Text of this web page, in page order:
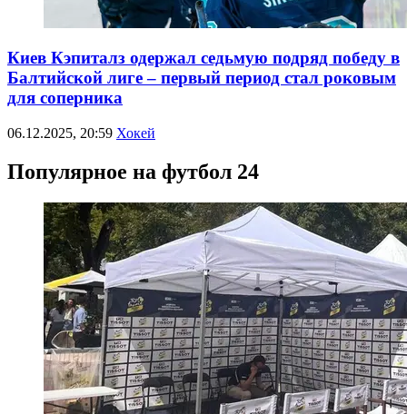
Киев Кэпиталз одержал седьмую подряд победу в
Балтийской лиге – первый период стал роковым
для соперника
06.12.2025, 20:59 Хокей
Популярное на футбол 24